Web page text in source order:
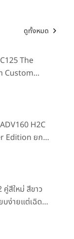
ดูทั้งหมด
The
Custom
ความคลาสสิ
Store ทั่ว
H2C
Edition ยก
เจอร์ด้วย
สีใหม่ สีขาว
บง่ายแต่เฉิด
Black ที่ให้ลุ